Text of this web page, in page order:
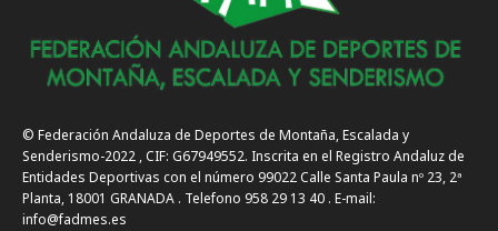
© Federación Andaluza de Deportes de Montaña, Escalada y
Senderismo-2022 , CIF: G67949552. Inscrita en el Registro Andaluz de
Entidades Deportivas con el número 99022 Calle Santa Paula nº 23, 2ª
Planta, 18001 GRANADA . Telefono 958 29 13 40 . E-mail:
info@fadmes.es